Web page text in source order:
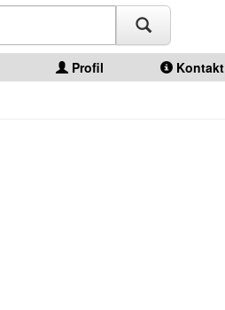
Profil Kontakt